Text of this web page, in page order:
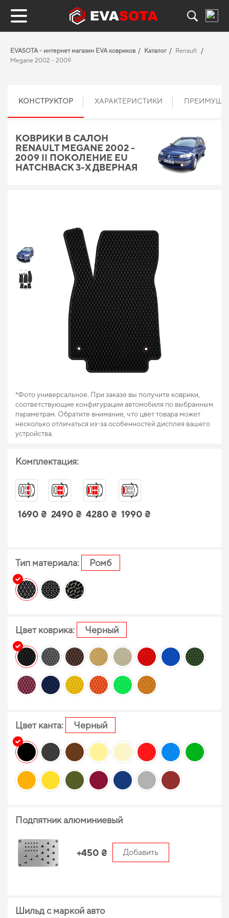
EVASOTA - интернет магазин EVA ковриков Каталог
Renault
Megane 2002 - 2009
КОНСТРУКТОР ХАРАКТЕРИСТИКИ
КОВРИКИ В САЛОН
RENAULT MEGANE 2002 -
2009 II ПОКОЛЕНИЕ EU
HATCHBACK 3-Х ДВЕРНАЯ
*Фото универсальное. При заказе вы получите коврики,
соответствующие конфигурации автомобиля по выбранным
параметрам. Обратите внимание, что цвет товара может
несколько отличаться из-за особенностей дисплея вашего
устройства.
Комплектация:
1690 ₴ 2490 ₴ 4280 ₴ 1990 ₴
Тип материала: Ромб
Цвет коврика: Черный
Цвет канта: Черный
Подпятник алюминиевый
+450 ₴ Добавить
Шильд с маркой авто